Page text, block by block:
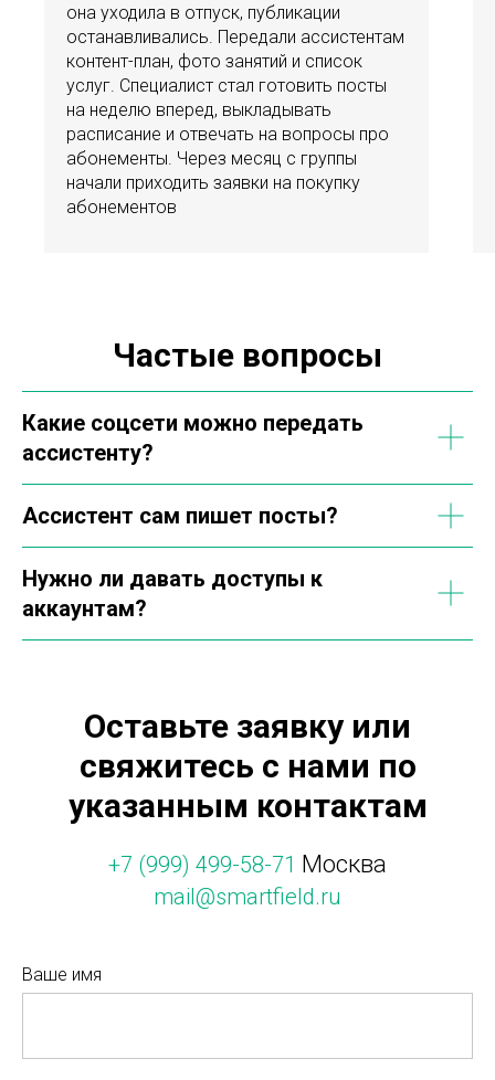
она уходила в отпуск, публикации
останавливались. Передали ассистентам
контент-план, фото занятий и список
услуг. Специалист стал готовить посты
на неделю вперед, выкладывать
расписание и отвечать на вопросы про
абонементы. Через месяц с группы
начали приходить заявки на покупку
абонементов
Частые вопросы
Какие соцсети можно передать
ассистенту?
Ассистент сам пишет посты?
Нужно ли давать доступы к
аккаунтам?
Оставьте заявку или
свяжитесь с нами по
указанным контактам
+7 (999) 499-58-71 Москва
mail@smartfield.ru
Ваше имя